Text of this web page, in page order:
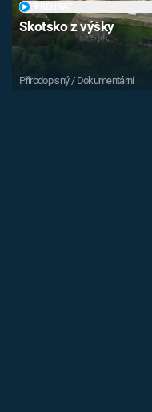
Skotsko z výšky
Přírodopisný / Dokumentární